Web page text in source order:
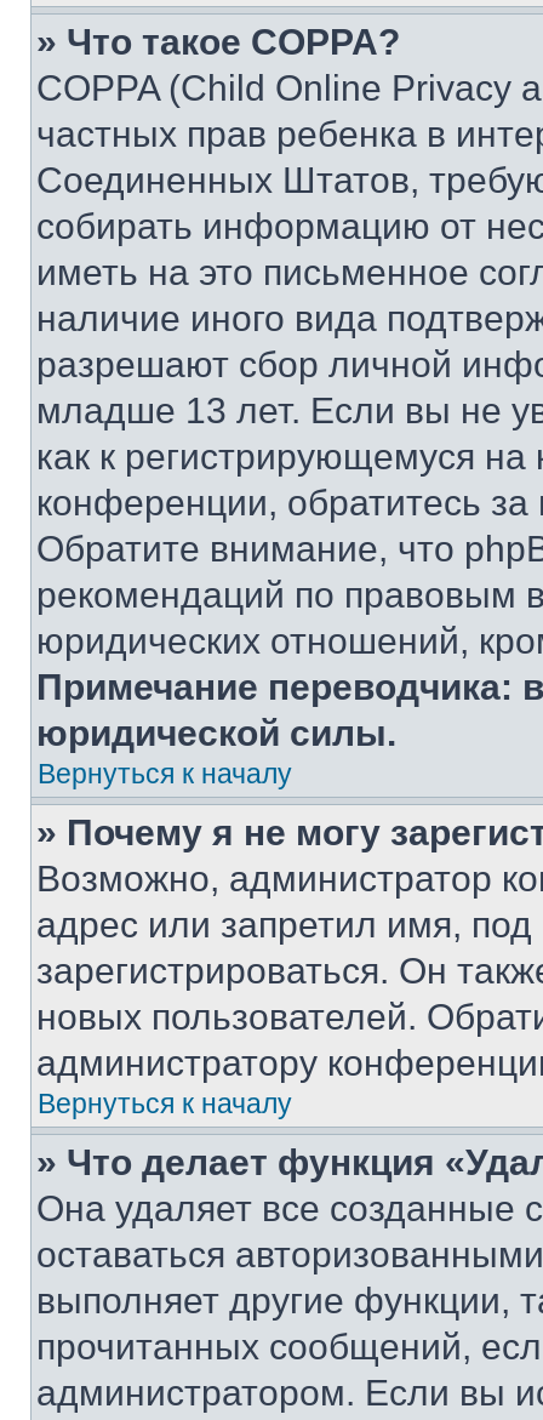
» Что такое COPPA?
COPPA (Child Online Privacy
частных прав ребенка в
Соединенных Штатов,
собирать информацию от
иметь на это письменное
наличие иного вида
разрешают сбор личной
младше 13 лет. Если вы не
как к регистрирующемуся
конференции, обратитесь
Обратите внимание, что
рекомендаций по правовым
юридических отношений,
Примечание переводчика:
юридической силы.
Вернуться к началу
» Почему я не могу
Возможно, администратор
адрес или запретил имя,
зарегистрироваться. Он
новых пользователей.
администратору
Вернуться к началу
» Что делает функция
Она удаляет все созданные
оставаться
выполняет другие функции,
прочитанных сообщений,
администратором. Если вы